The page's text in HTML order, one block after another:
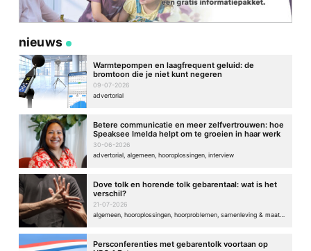
nieuws
Warmtepompen en laagfrequent geluid: de
bromtoon die je niet kunt negeren
09-07-2026
advertorial
Betere communicatie en meer zelfvertrouwen: hoe
Speaksee Imelda helpt om te groeien in haar werk
30-06-2026
advertorial, algemeen, hooroplossingen, interview
Dove tolk en horende tolk gebarentaal: wat is het
verschil?
21-07-2026
Persconferenties met gebarentolk voortaan op